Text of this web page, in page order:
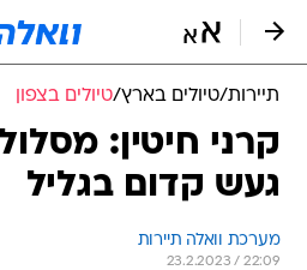
תיירות/טיולים בארץ/טיולים בצפון
קרני חיטין:
געש קדום בגליל
מערכת וואלה תיירות
23.2.2023 / 22:09